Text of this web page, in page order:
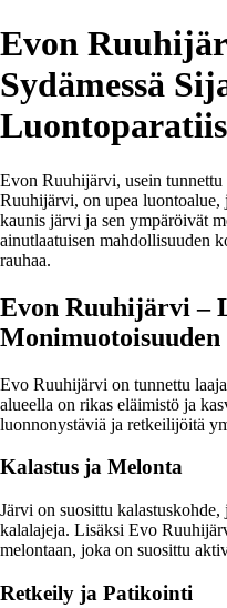
Evon
Sydämessä
Evon Ruuhijärvi, usein
Ruuhijärvi, on upea luontoalue,
kaunis järvi ja sen ympäröivät
ainutlaatuisen mahdollisuuden
rauhaa.
Evon Ruuhijärvi –
Monimuotoisuuden
Evo Ruuhijärvi on tunnettu
alueella on rikas eläimistö ja
luonnonystäviä ja retkeilijöitä
Kalastus ja Melonta
Järvi on suosittu
kalalajeja. Lisäksi Evo
melontaan, joka on suosittu
Retkeily ja Patikointi